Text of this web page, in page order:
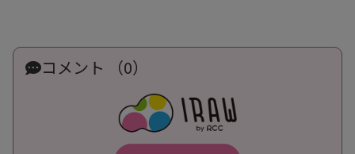
コメント （0）